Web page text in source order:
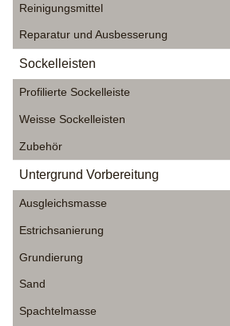
Reinigungsmittel
Reparatur und Ausbesserung
Sockelleisten
Profilierte Sockelleiste
Weisse Sockelleisten
Zubehör
Untergrund Vorbereitung
Ausgleichsmasse
Estrichsanierung
Grundierung
Sand
Spachtelmasse